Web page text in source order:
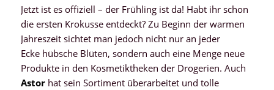
Jetzt ist es offiziell – der Frühling ist da! Habt ihr schon
die ersten Krokusse entdeckt? Zu Beginn der warmen
Jahreszeit sichtet man jedoch nicht nur an jeder
Ecke hübsche Blüten, sondern auch eine Menge neue
Produkte in den Kosmetiktheken der Drogerien. Auch
Astorhat sein Sortiment überarbeitet und tolle